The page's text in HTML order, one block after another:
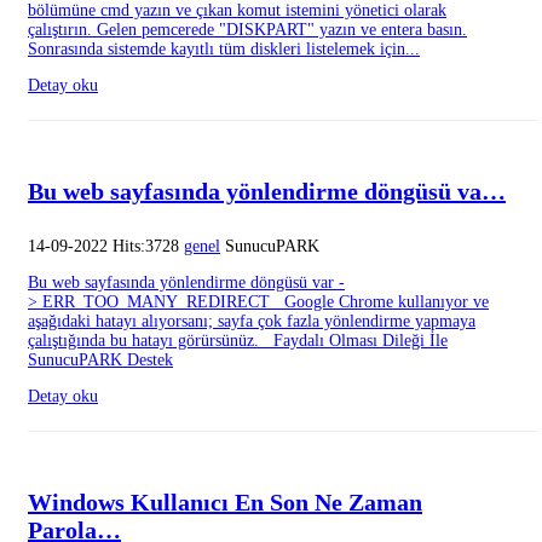
bölümüne cmd yazın ve çıkan komut istemini yönetici olarak
çalıştırın. Gelen pemcerede "DISKPART" yazın ve entera basın.
Sonrasında sistemde kayıtlı tüm diskleri listelemek için...
Detay oku
Bu web sayfasında yönlendirme döngüsü va…
14-09-2022 Hits:3728 genel SunucuPARK
Bu web sayfasında yönlendirme döngüsü var -
> ERR_TOO_MANY_REDIRECT Google Chrome kullanıyor ve
aşağıdaki hatayı alıyorsanı; sayfa çok fazla yönlendirme yapmaya
çalıştığında bu hatayı görürsünüz. Faydalı Olması Dileği İle
SunucuPARK Destek
Detay oku
Windows Kullanıcı En Son Ne Zaman
Parola…